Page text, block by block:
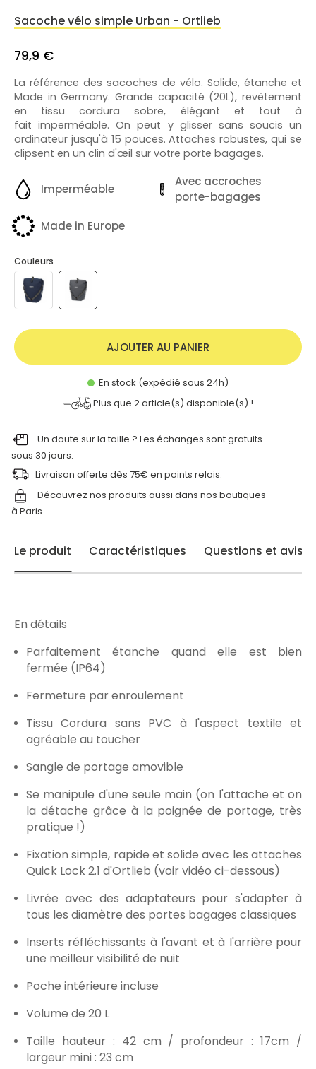
Sacoche vélo simple Urban - Ortlieb
79,9 €
La référence des sacoches de vélo. Solide, étanche et
Made in Germany. Grande capacité (20L), revêtement
en tissu cordura sobre, élégant et tout à
fait imperméable. On peut y glisser sans soucis un
ordinateur jusqu'à 15 pouces. Attaches robustes, qui se
clipsent en un clin d'œil sur votre porte bagages.
Imperméable
Avec accroches
porte-bagages
Made in Europe
Couleurs
AJOUTER AU PANIER
En stock (expédié sous 24h)
Plus que 2article(s) disponible(s) !
Un doute sur la taille ? Les échanges sont gratuits
sous 30 jours.
Livraison offerte dès 75€ en points relais.
Découvrez nos produits aussi dans nos boutiques
à Paris.
Le produit Caractéristiques Questions et avis
En détails
Parfaitement étanche quand elle est bien
fermée (IP64)
Fermeture par enroulement
Tissu Cordura sans PVC à l'aspect textile et
agréable au toucher
Sangle de portage amovible
Se manipule d'une seule main (on l'attache et on
la détache grâce à la poignée de portage, très
pratique !)
Fixation simple, rapide et solide avec les attaches
Quick Lock 2.1 d'Ortlieb (voir vidéo ci-dessous)
Livrée avec des adaptateurs pour s'adapter à
tous les diamètre des portes bagages classiques
Inserts réfléchissants à l'avant et à l'arrière pour
une meilleur visibilité de nuit
Poche intérieure incluse
Volume de 20 L
Taille hauteur : 42 cm / profondeur : 17cm /
largeur mini : 23 cm